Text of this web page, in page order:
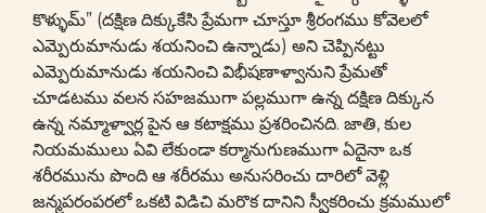
కొళ్ళుమ్” (దక్షిణ దిక్కుకేసి ప్రేమగా చూస్తూ శ్రీరంగము కోవెలలో
ఎమ్పెరుమానుడు శయనించి ఉన్నాడు) అని చెప్పినట్టు
ఎమ్పెరుమానుడు శయనించి విభీషణాళ్వానుని ప్రేమతో
చూడటము వలన సహజముగా పల్లముగా ఉన్న దక్షిణ దిక్కున
ఉన్న నమ్మాళ్వార్ల పైన ఆ కటాక్షము ప్రశరించినది. జాతి, కుల
నియమములు ఏవి లేకుండా కర్మానుగుణముగా ఏదైనా ఒక
శరీరమును పొంది ఆ శరీరము అనుసరించు దారిలో వెళ్లి
జన్మపరంపరలో ఒకటి విడిచి మరొక దానిని స్వీకరించు క్రమములో